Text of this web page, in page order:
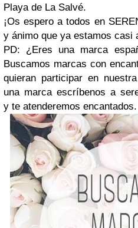
Playa de La Salvé.
¡Os espero a todos en
y ánimo que ya estamos casi
PD: ¿Eres una marca
Buscamos marcas con
quieran participar en
una marca escríbenos a
y te atenderemos encantados.